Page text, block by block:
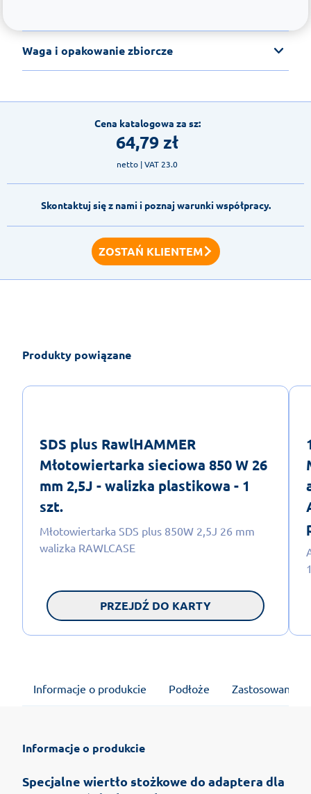
Waga i opakowanie zbiorcze
Cena katalogowa za sz:
64,79zł
netto | VAT 23.0
Skontaktuj się z nami i poznaj warunki współpracy.
ZOSTAŃ KLIENTEM
Produkty powiązane
SDS plus RawlHAMMER
Młotowiertarka sieciowa 850 W 26
mm 2,5J - walizka plastikowa - 1
szt.
Młotowiertarka SDS plus 850W 2,5J 26 mm
walizka RAWLCASE
PRZEJDŹ DO KARTY
Informacje o produkcie Podłoże Zastosowanie
Informacje o produkcie
Specjalne wiertło stożkowe do adaptera dla